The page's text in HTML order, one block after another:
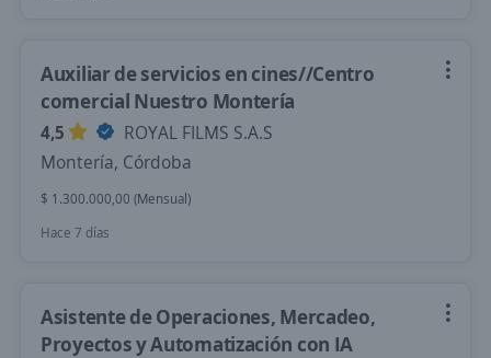
Auxiliar de servicios en cines//Centro
comercial Nuestro Montería
4,5
ROYAL FILMS S.A.S
Montería, Córdoba
$ 1.300.000,00 (Mensual)
Hace 7 días
Asistente de Operaciones, Mercadeo,
Proyectos y Automatización con IA